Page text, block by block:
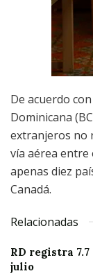
De acuerdo
Dominicana
extranjeros no
vía aérea entre
apenas diez
Canadá.
Relacionadas
RD registra
julio